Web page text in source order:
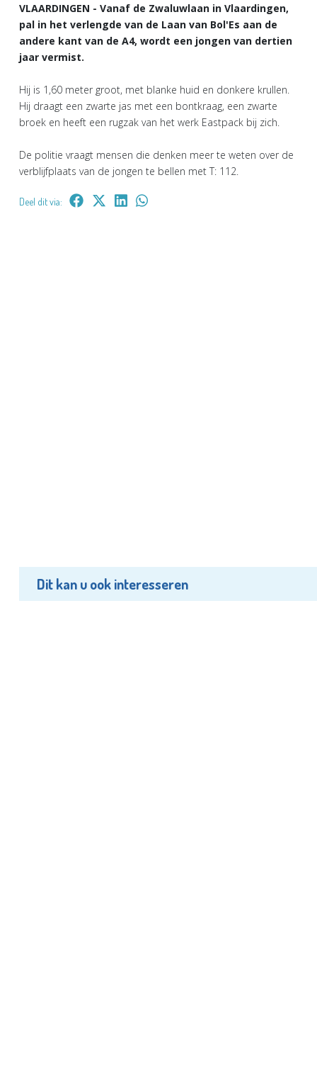
VLAARDINGEN - Vanaf de Zwaluwlaan in Vlaardingen,
pal in het verlengde van de Laan van Bol'Es aan de
andere kant van de A4, wordt een jongen van dertien
jaar vermist.
Hij is 1,60 meter groot, met blanke huid en donkere krullen.
Hij draagt een zwarte jas met een bontkraag, een zwarte
broek en heeft een rugzak van het werk Eastpack bij zich.
De politie vraagt mensen die denken meer te weten over de
verblijfplaats van de jongen te bellen met T: 112.
Deel dit via:
Dit kan u ook interesseren